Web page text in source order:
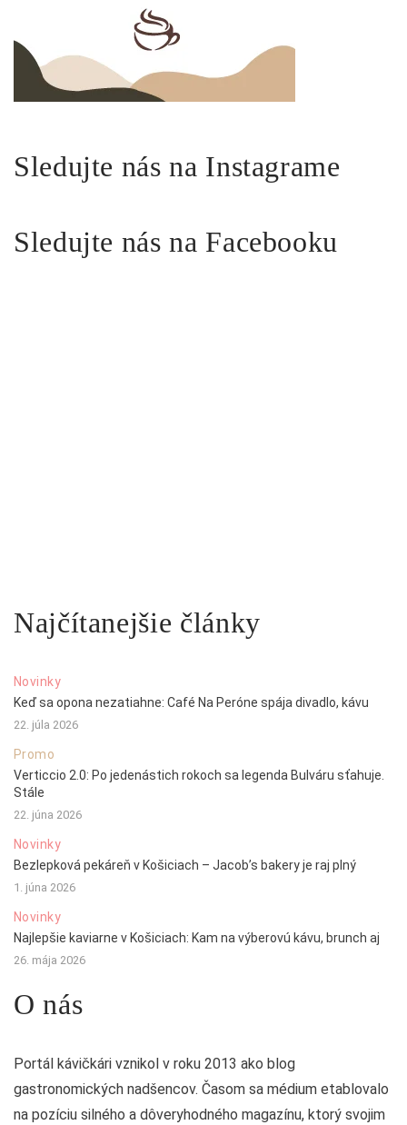
Sledujte nás na Instagrame
Sledujte nás na Facebooku
Najčítanejšie články
Novinky
Keď sa opona nezatiahne: Café Na Peróne spája divadlo, kávu
22. júla 2026
Promo
Verticcio 2.0: Po jedenástich rokoch sa legenda Bulváru sťahuje.
Stále
22. júna 2026
Novinky
Bezlepková pekáreň v Košiciach – Jacob’s bakery je raj plný
1. júna 2026
Novinky
Najlepšie kaviarne v Košiciach: Kam na výberovú kávu, brunch aj
26. mája 2026
O nás
Portál kávičkári vznikol v roku 2013 ako blog
gastronomických nadšencov. Časom sa médium etablovalo
na pozíciu silného a dôveryhodného magazínu, ktorý svojim